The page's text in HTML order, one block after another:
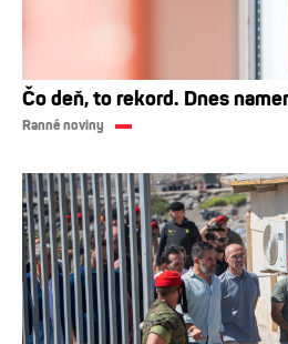
Čo deň, to rekord. Dnes
Ranné noviny